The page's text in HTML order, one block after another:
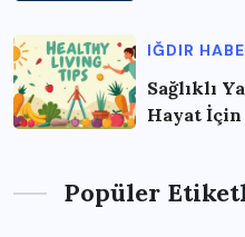
IĞDIR
Sağlıklı
Hayat
Popüler